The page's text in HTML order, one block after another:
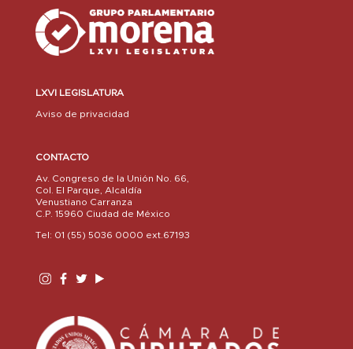
LXVI LEGISLATURA
Aviso de privacidad
CONTACTO
Av. Congreso de la Unión No. 66,
Col. El Parque, Alcaldía
Venustiano Carranza
C.P. 15960 Ciudad de México
Tel: 01 (55) 5036 0000 ext.67193